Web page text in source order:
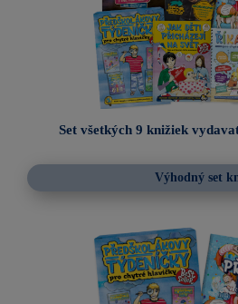
Set všetkých 9 knižiek
Výhodný set